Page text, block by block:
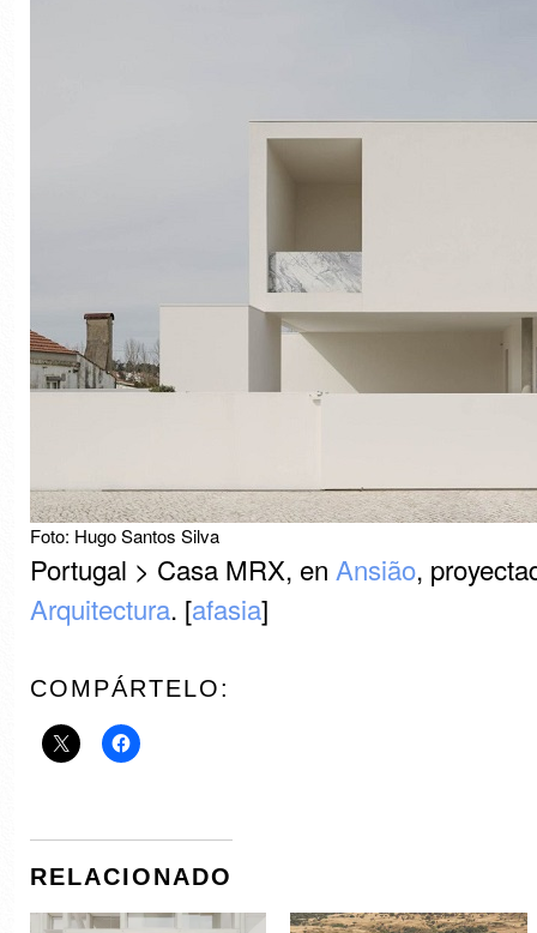
Foto: Hugo Santos Silva
Portugal > Casa MRX, en Ansião,
Arquitectura. [afasia]
COMPÁRTELO:
RELACIONADO